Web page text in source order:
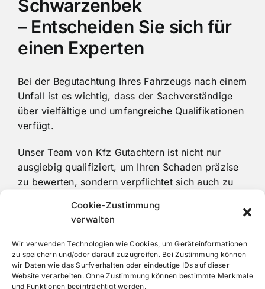
Cookie-Zustimmung
verwalten
Wir verwenden Technologien wie Cookies, um Geräteinformationen
zu speichern und/oder darauf zuzugreifen. Bei Zustimmung können
wir Daten wie das Surfverhalten oder eindeutige IDs auf dieser
Website verarbeiten. Ohne Zustimmung können bestimmte Merkmale
und Funktionen beeinträchtigt werden.
Schwarzenbek
– Entscheiden Sie sich für
einen Experten
Bei der Begutachtung Ihres Fahrzeugs nach einem
Unfall ist es wichtig, dass der Sachverständige
über vielfältige und umfangreiche Qualifikationen
verfügt.
Unser Team von Kfz Gutachtern ist nicht nur
ausgiebig qualifiziert, um Ihren Schaden präzise
zu bewerten, sondern verpflichtet sich auch zu
den Standard der Gutachtenqualität zu
gewährleisten. Falls Sie in Schwarzenbek und
Umgebung unverschuldet in einen Schadensfall
verwickelt werden, zögern Sie nicht, einen
vollkommen unparteiischen Gutachter von HSC
Gutachten zu kontaktieren.